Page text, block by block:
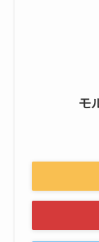
モ